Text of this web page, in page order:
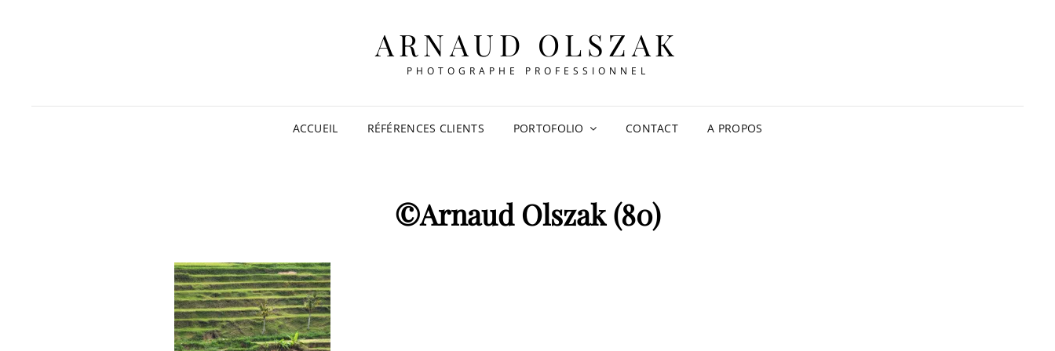
ARNAUD OLSZAK
PHOTOGRAPHE PROFESSIONNEL
ACCUEIL RÉFÉRENCES CLIENTS PORTOFOLIO CONTACT A PROPOS
©Arnaud Olszak (80)